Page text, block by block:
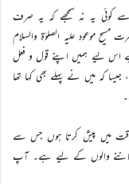
کوئی یہ نہ سمجھے کہ یہ صرف
موعود علیہ الصلوٰة والسلام
اس لیے ہمیں اپنے قول و فعل
کہ میں نے پہلے بھی کہا تھا
وقت میں پیش کرتا ہوں جس سے
والوں کے لیے ہے۔ آپ